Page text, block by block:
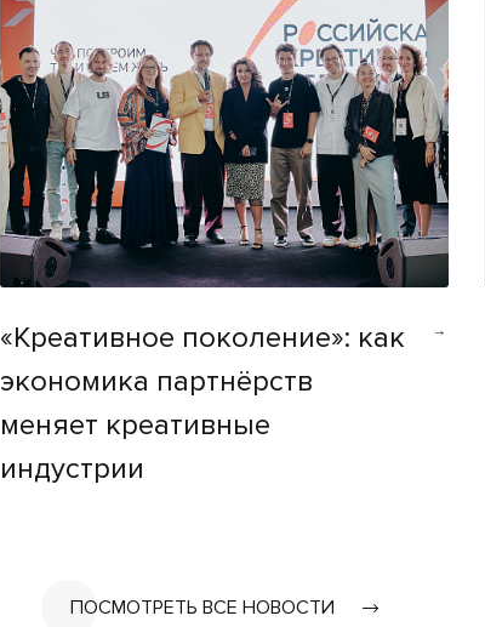
«Креативное поколение»: как
экономика партнёрств
меняет креативные
индустрии
ПОСМОТРЕТЬ ВСЕ НОВОСТИ